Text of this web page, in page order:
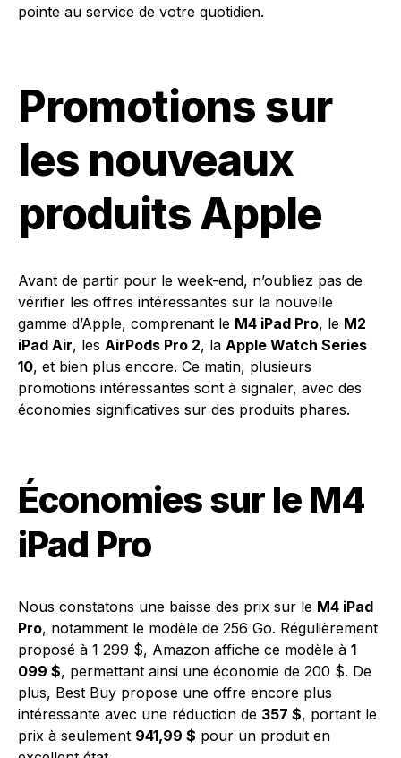
pointe au service de votre quotidien.
Promotions sur
les nouveaux
produits Apple
Avant de partir pour le week-end, n’oubliez pas de
vérifier les offres intéressantes sur la nouvelle
gamme d’Apple, comprenant le M4 iPad Pro, le M2
iPad Air, les AirPods Pro 2, la Apple Watch Series
10, et bien plus encore. Ce matin, plusieurs
promotions intéressantes sont à signaler, avec des
économies significatives sur des produits phares.
Économies sur le M4
iPad Pro
Nous constatons une baisse des prix sur le M4 iPad
Pro, notamment le modèle de 256 Go. Régulièrement
proposé à 1 299 $, Amazon affiche ce modèle à 1
099 $, permettant ainsi une économie de 200 $. De
plus, Best Buy propose une offre encore plus
intéressante avec une réduction de 357 $, portant le
prix à seulement 941,99 $ pour un produit en